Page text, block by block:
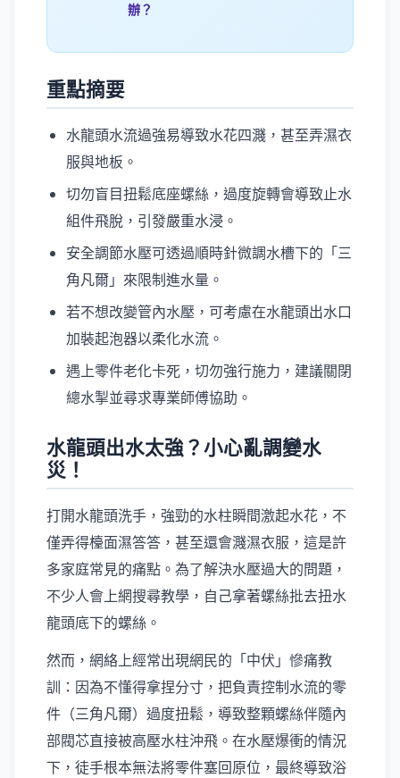
辦？
重點摘要
水龍頭水流過強易導致水花四濺，甚至弄濕衣
服與地板。
切勿盲目扭鬆底座螺絲，過度旋轉會導致止水
組件飛脫，引發嚴重水浸。
安全調節水壓可透過順時針微調水槽下的「三
角凡爾」來限制進水量。
若不想改變管內水壓，可考慮在水龍頭出水口
加裝起泡器以柔化水流。
遇上零件老化卡死，切勿強行施力，建議關閉
總水掣並尋求專業師傅協助。
水龍頭出水太強？小心亂調變水
災！
打開水龍頭洗手，強勁的水柱瞬間激起水花，不
僅弄得檯面濕答答，甚至還會濺濕衣服，這是許
多家庭常見的痛點。為了解決水壓過大的問題，
不少人會上網搜尋教學，自己拿著螺絲批去扭水
龍頭底下的螺絲。
然而，網絡上經常出現網民的「中伏」慘痛教
訓：因為不懂得拿捏分寸，把負責控制水流的零
件（三角凡爾）過度扭鬆，導致整顆螺絲伴隨內
部閥芯直接被高壓水柱沖飛。在水壓爆衝的情況
下，徒手根本無法將零件塞回原位，最終導致浴